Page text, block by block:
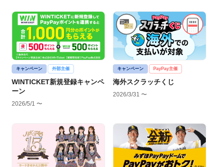
キャンペーン 外部主催
WINTICKET新規登録キャンペ
ーン
2026/5/1 〜
キャンペーン PayPay主催
海外スクラッチくじ
2026/3/31 〜